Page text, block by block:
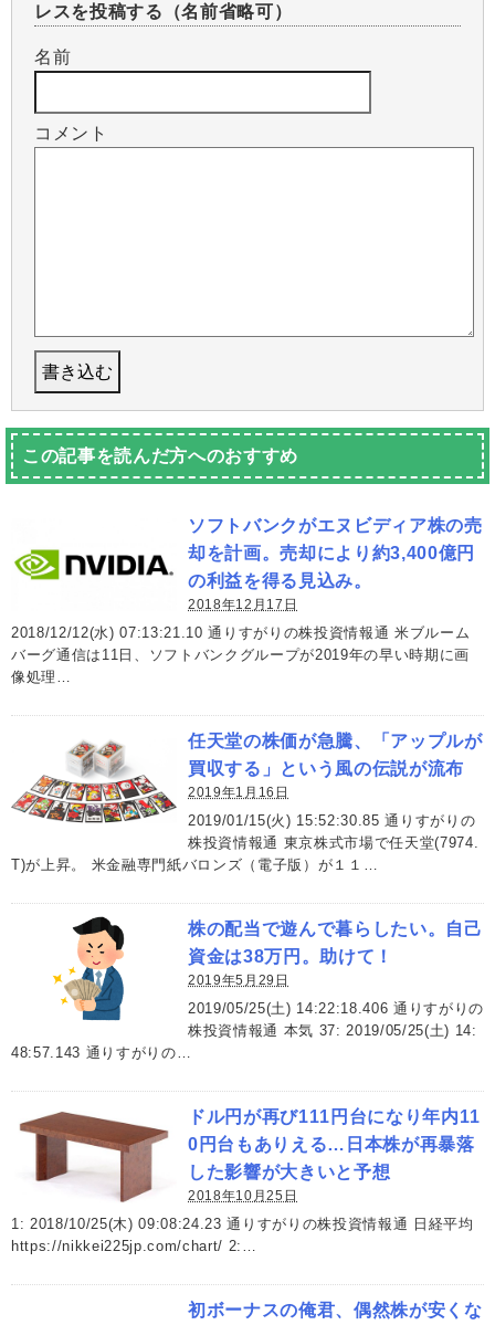
レスを投稿する（名前省略可）
名前
コメント
この記事を読んだ方へのおすすめ
ソフトバンクがエヌビディア株の売
却を計画。売却により約3,400億円
の利益を得る見込み。
2018年12月17日
2018/12/12(水) 07:13:21.10 通りすがりの株投資情報通 米ブルーム
バーグ通信は11日、ソフトバンクグループが2019年の早い時期に画
像処理…
任天堂の株価が急騰、「アップルが
買収する」という風の伝説が流布
2019年1月16日
2019/01/15(火) 15:52:30.85 通りすがりの
株投資情報通 東京株式市場で任天堂(7974.
T)が上昇。 米金融専門紙バロンズ（電子版）が１１…
株の配当で遊んで暮らしたい。自己
資金は38万円。助けて！
2019年5月29日
2019/05/25(土) 14:22:18.406 通りすがりの
株投資情報通 本気 37: 2019/05/25(土) 14:
48:57.143 通りすがりの…
ドル円が再び111円台になり年内11
0円台もありえる…日本株が再暴落
した影響が大きいと予想
2018年10月25日
1: 2018/10/25(木) 09:08:24.23 通りすがりの株投資情報通 日経平均
https://nikkei225jp.com/chart/ 2:…
初ボーナスの俺君、偶然株が安くな